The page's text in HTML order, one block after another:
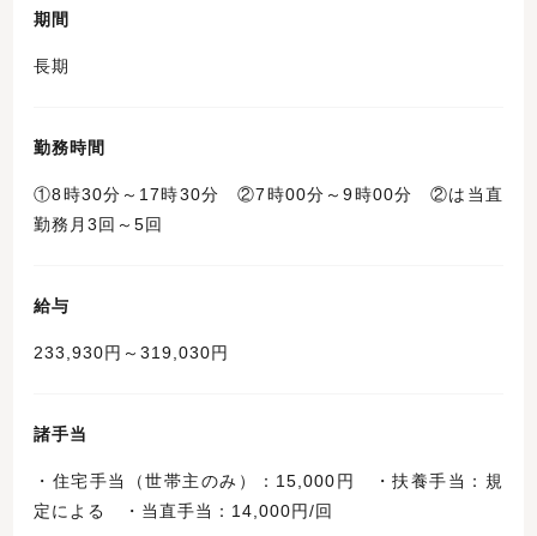
期間
長期
勤務時間
①8時30分～17時30分 ②7時00分～9時00分 ②は当直
勤務月3回～5回
給与
233,930円～319,030円
諸手当
・住宅手当（世帯主のみ）：15,000円 ・扶養手当：規
定による ・当直手当：14,000円/回